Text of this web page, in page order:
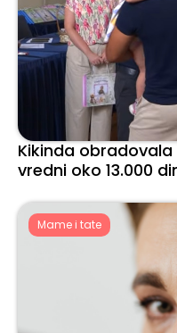
Kikinda obradovala
vredni oko 13.000
Mame i tate